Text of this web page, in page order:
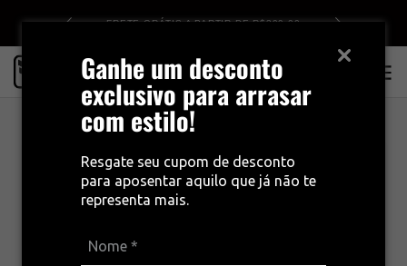
Ganhe um desconto
exclusivo para arrasar
com estilo!
Resgate seu cupom de desconto
para aposentar aquilo que já não te
representa mais.
R$499 FRETE GRÁTIS A PARTIR DE R$399,00
CategoriaLançamentos